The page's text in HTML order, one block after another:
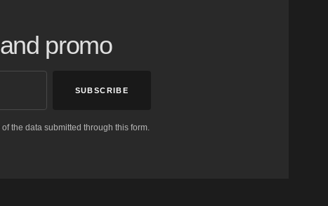
promo
SUBSCRIBE
the data submitted through this form.